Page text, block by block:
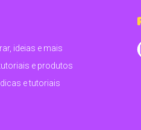
ideias e mais
e produtos
e tutoriais